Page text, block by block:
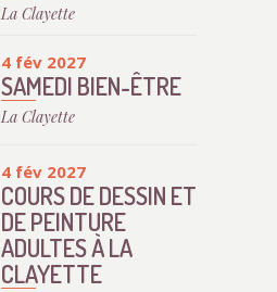
La Clayette
4 fév 2027
SAMEDI BIEN-ÊTRE
La Clayette
4 fév 2027
COURS DE DESSIN ET
DE PEINTURE
ADULTES À LA
CLAYETTE